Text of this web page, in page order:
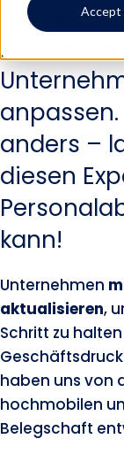
Accept
Die Welt
Pandemie
anders –
diesen
kann!
Unternehmen
aktualisieren,
Schritt zu
Geschäftsdruck
haben uns von
hochmobilen
Belegschaft